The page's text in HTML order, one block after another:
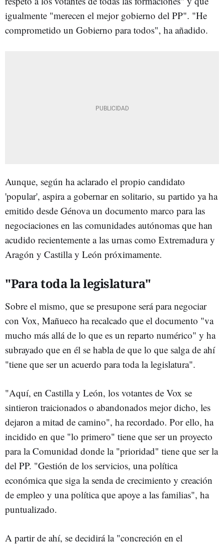
igualmente "merecen el mejor gobierno del PP". "He
comprometido un Gobierno para todos", ha añadido.
Aunque, según ha aclarado el propio candidato
'popular', aspira a gobernar en solitario, su partido ya ha
emitido desde Génova un documento marco para las
negociaciones en las comunidades autónomas que han
acudido recientemente a las urnas como Extremadura y
Aragón y Castilla y León próximamente.
"Para toda la legislatura"
Sobre el mismo, que se presupone será para negociar
con Vox, Mañueco ha recalcado que el documento "va
mucho más allá de lo que es un reparto numérico" y ha
subrayado que en él se habla de que lo que salga de ahí
"tiene que ser un acuerdo para toda la legislatura".
"Aquí, en Castilla y León, los votantes de Vox se
sintieron traicionados o abandonados mejor dicho, les
dejaron a mitad de camino", ha recordado. Por ello, ha
incidido en que "lo primero" tiene que ser un proyecto
para la Comunidad donde la "prioridad" tiene que ser la
del PP. "Gestión de los servicios, una política
económica que siga la senda de crecimiento y creación
de empleo y una política que apoye a las familias", ha
puntualizado.
A partir de ahí, se decidirá la "concreción en el